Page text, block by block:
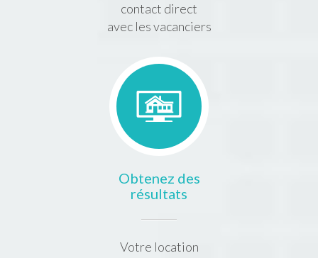
contact direct
avec les vacanciers
Obtenez des
résultats
Votre location